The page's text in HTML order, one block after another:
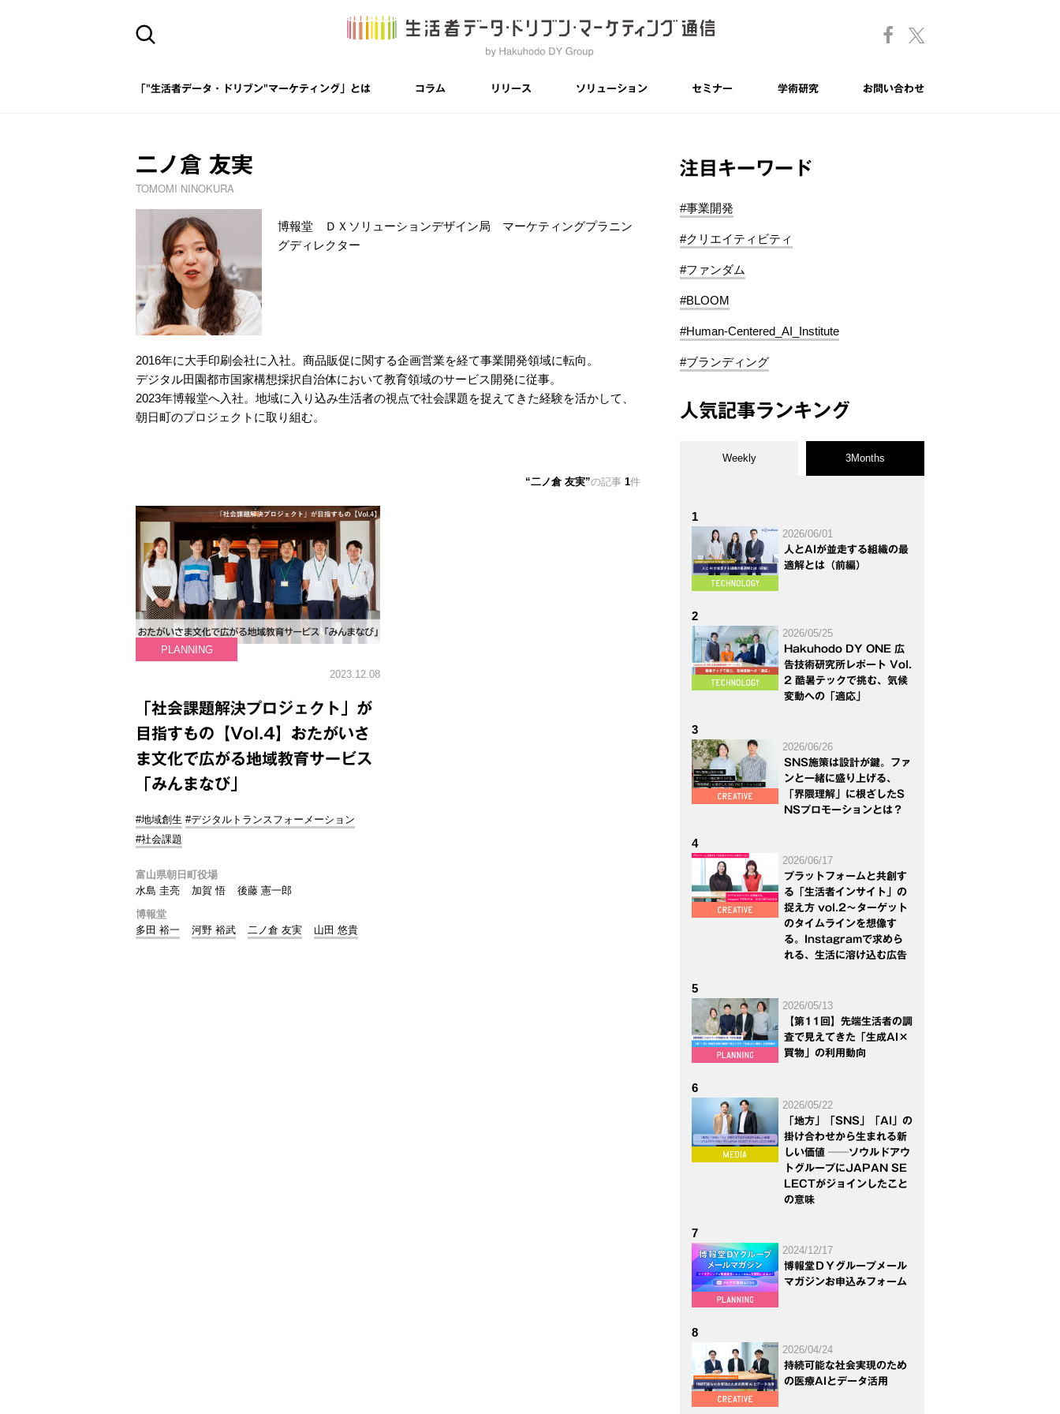
「"生活者データ・ドリブン"マーケティング」とは コラム リリース ソリューション セミナー 学術研究 お問い合わせ
二ノ倉 友実
TOMOMI NINOKURA
博報堂 ＤＸソリューションデザイン局 マーケティングプラニン
グディレクター
2016年に大手印刷会社に入社。商品販促に関する企画営業を経て事業開発領域に転向。
デジタル田園都市国家構想採択自治体において教育領域のサービス開発に従事。
2023年博報堂へ入社。地域に入り込み生活者の視点で社会課題を捉えてきた経験を活かして、
朝日町のプロジェクトに取り組む。
二ノ倉 友実 の記事 1件
PLANNING
2023.12.08
「社会課題解決プロジェクト」が
目指すもの【Vol.4】おたがいさ
ま文化で広がる地域教育サービス
「みんまなび」
#地域創生 #デジタルトランスフォーメーション
#社会課題
富山県朝日町役場
水島 圭亮
加賀 悟
後藤 憲一郎
博報堂
多田 裕一
河野 裕武 二ノ倉 友実 山田 悠貴
注目キーワード
#事業開発
#クリエイティビティ
#ファンダム
#BLOOM
#Human-Centered_AI_Institute
#ブランディング
人気記事ランキング
Weekly 3Months
1
2026/06/01
人とAIが並走する組織の最
適解とは（前編）
2
2026/05/25
Hakuhodo DY ONE 広
告技術研究所レポート Vol.
2 酷暑テックで挑む、気候
変動への「適応」
3
2026/06/26
SNS施策は設計が鍵。ファ
ンと一緒に盛り上げる、
「界隈理解」に根ざしたS
NSプロモーションとは？
4
2026/06/17
プラットフォームと共創す
る「生活者インサイト」の
捉え方 vol.2～ターゲット
のタイムラインを想像す
る。Instagramで求めら
れる、生活に溶け込む広告
5
2026/05/13
【第11回】先端生活者の調
査で見えてきた「生成AI×
買物」の利用動向
6
2026/05/22
「地方」「SNS」「AI」の
掛け合わせから生まれる新
しい価値 ──ソウルドアウ
トグループにJAPAN SE
LECTがジョインしたこと
の意味
7
2024/12/17
博報堂ＤＹグループメール
マガジンお申込みフォーム
8
2026/04/24
持続可能な社会実現のため
の医療AIとデータ活用